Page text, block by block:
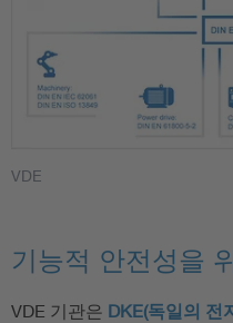
VDE
기능적 안전성을
VDE 기관은 DKE(독일의 전